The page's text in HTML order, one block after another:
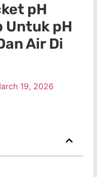
pH
Untuk pH
Air Di
19, 2026